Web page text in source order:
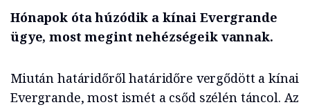
Hónapok óta húzódik a kínai Evergrande
ügye, most megint nehézségeik vannak.
Miután határidőről határidőre vergődött a kínai
Evergrande, most ismét a csőd szélén táncol. Az